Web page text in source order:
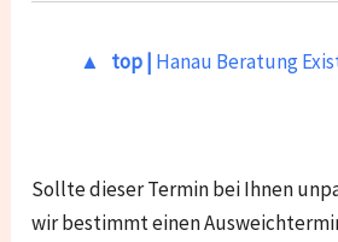
▲ top | Hanau Beratung
Sollte dieser Termin bei Ihnen
wir bestimmt einen